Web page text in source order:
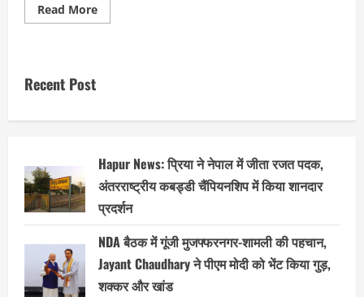
Read MoreRead
more
मामले
आगे
हैं
,
2018
से
राहुल
ने
बनाए
हैं
सर्वाधिक
रन
Recent Post
Hapur News: प्रिया ने नेपाल में जीता रजत पदक,
अंतरराष्ट्रीय कबड्डी चैंपियनशिप में किया शानदार
प्रदर्शन
NDA बैठक में गूंजी मुजफ्फरनगर-शामली की पहचान,
Jayant Chaudhary ने पीएम मोदी को भेंट किया गुड़,
शक्कर और खांड